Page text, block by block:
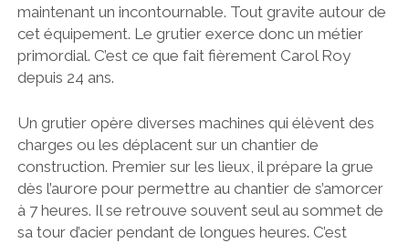
maintenant un incontournable. Tout gravite autour de
cet équipement. Le grutier exerce donc un métier
primordial. C’est ce que fait fièrement Carol Roy
depuis 24 ans.
Un grutier opère diverses machines qui élèvent des
charges ou les déplacent sur un chantier de
construction. Premier sur les lieux, il prépare la grue
dès l’aurore pour permettre au chantier de s’amorcer
à 7 heures. Il se retrouve souvent seul au sommet de
sa tour d’acier pendant de longues heures. C’est